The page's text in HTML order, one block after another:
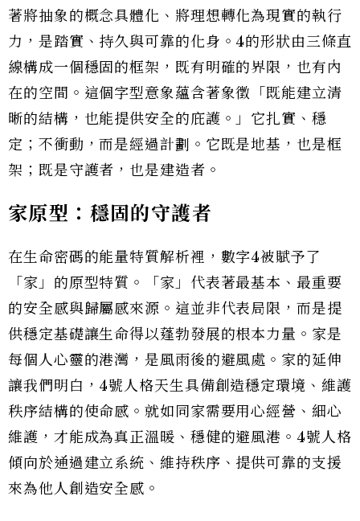
著將抽象的概念具體化、將理想轉化為現實的執行
力，是踏實、持久與可靠的化身。4的形狀由三條直
線構成一個穩固的框架，既有明確的界限，也有內
在的空間。這個字型意象蘊含著象徵「既能建立清
晰的結構，也能提供安全的庇護。」它扎實、穩
定；不衝動，而是經過計劃。它既是地基，也是框
架；既是守護者，也是建造者。
家原型：穩固的守護者
在生命密碼的能量特質解析裡，數字4被賦予了
「家」的原型特質。「家」代表著最基本、最重要
的安全感與歸屬感來源。這並非代表局限，而是提
供穩定基礎讓生命得以蓬勃發展的根本力量。家是
每個人心靈的港灣，是風雨後的避風處。家的延伸
讓我們明白，4號人格天生具備創造穩定環境、維護
秩序結構的使命感。就如同家需要用心經營、細心
維護，才能成為真正溫暖、穩健的避風港。4號人格
傾向於通過建立系統、維持秩序、提供可靠的支援
來為他人創造安全感。